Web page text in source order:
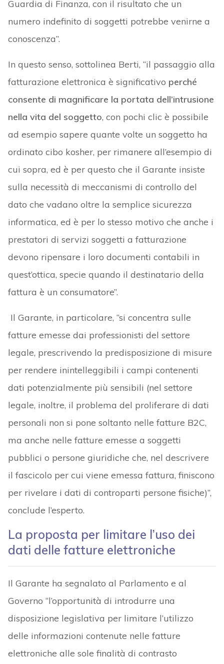
Guardia di Finanza, con il risultato che un
numero indefinito di soggetti potrebbe venirne a
conoscenza”.
In questo senso, sottolinea Berti, “il passaggio alla
fatturazione elettronica è significativo perché
consente di magnificare la portata dell’intrusione
nella vita del soggetto, con pochi clic è possibile
ad esempio sapere quante volte un soggetto ha
ordinato cibo kosher, per rimanere all’esempio di
cui sopra, ed è per questo che il Garante insiste
sulla necessità di meccanismi di controllo del
dato che vadano oltre la semplice sicurezza
informatica, ed è per lo stesso motivo che anche i
prestatori di servizi soggetti a fatturazione
devono ripensare i loro documenti contabili in
quest’ottica, specie quando il destinatario della
fattura è un consumatore”.
Il Garante, in particolare, “si concentra sulle
fatture emesse dai professionisti del settore
legale, prescrivendo la predisposizione di misure
per rendere inintelleggibili i campi contenenti
dati potenzialmente più sensibili (nel settore
legale, inoltre, il problema del proliferare di dati
personali non si pone soltanto nelle fatture B2C,
ma anche nelle fatture emesse a soggetti
pubblici o persone giuridiche che, nel descrivere
il fascicolo per cui viene emessa fattura, finiscono
per rivelare i dati di controparti persone fisiche)”,
conclude l’esperto.
La proposta per limitare l’uso dei
dati delle fatture elettroniche
Il Garante ha segnalato al Parlamento e al
Governo “l’opportunità di introdurre una
disposizione legislativa per limitare l’utilizzo
delle informazioni contenute nelle fatture
elettroniche alle sole finalità di contrasto